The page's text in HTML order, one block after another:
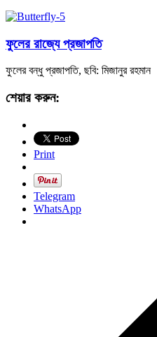
ফুলের রাজ্যে প্রজাপতি
ফুলের বন্ধু প্রজাপতি, ছবি: মিজানুর রহমান
শেয়ার করুন:
Print
Telegram
WhatsApp